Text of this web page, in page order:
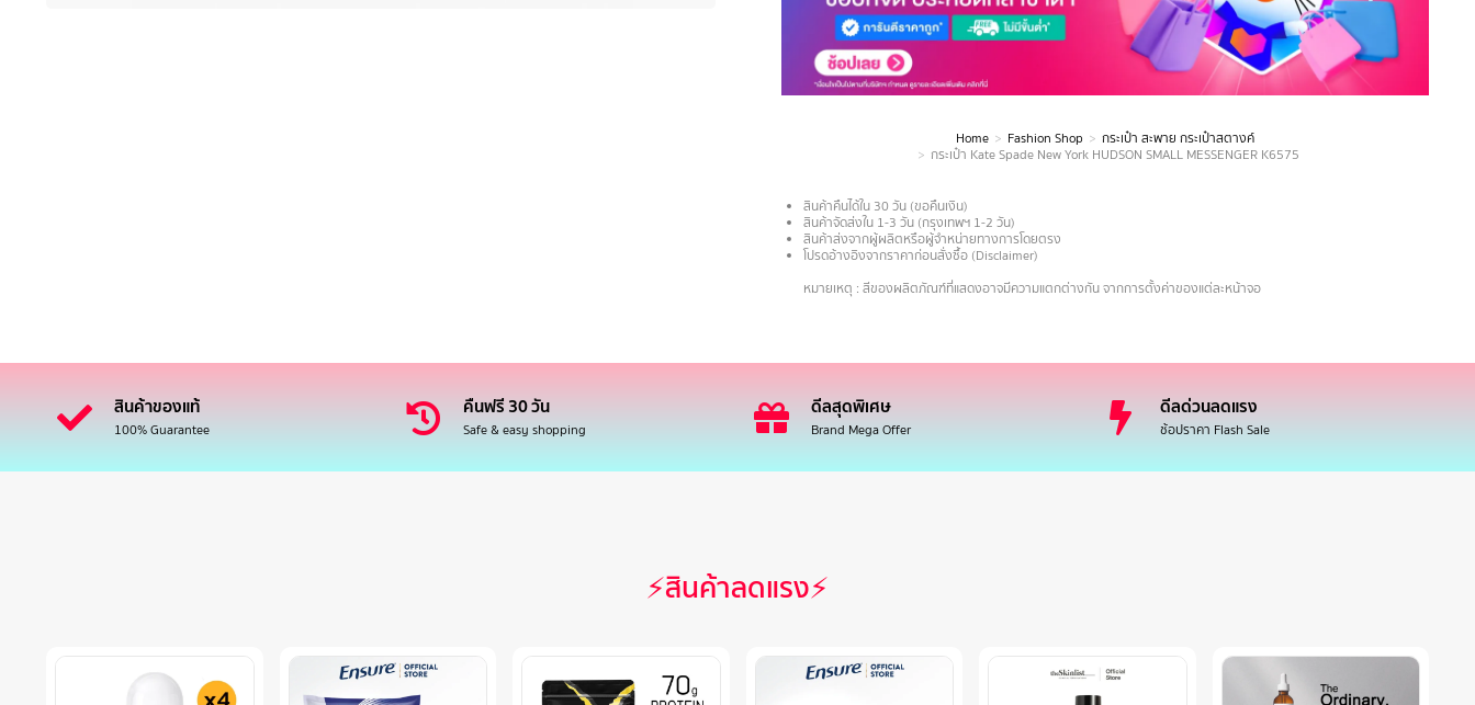
Home Fashion Shop
กระเป๋า สะพาย กระเป๋าสตางค์
กระเป๋า Kate Spade New York HUDSON SMALL MESSENGER K6575
สินค้าคืนได้ใน 30 วัน (ขอคืนเงิน)
สินค้าจัดส่งใน 1-3 วัน (กรุงเทพฯ 1-2 วัน)
สินค้าส่งจากผู้ผลิตหรือผู้จำหน่ายทางการโดยตรง
โปรดอ้างอิงจากราคาก่อนสั่งซื้อ (Disclaimer)
หมายเหตุ : สีของผลิตภัณฑ์ที่แสดงอาจมีความแตกต่างกัน จากการตั้งค่าของแต่ละหน้าจอ
สินค้าของแท้
100% Guarantee
คืนฟรี 30 วัน
Safe & easy shopping
ดีลสุดพิเศษ
Brand Mega Offer
ดีลด่วนลดแรง
ช้อปราคา Flash Sale
⚡สินค้าลดแรง⚡